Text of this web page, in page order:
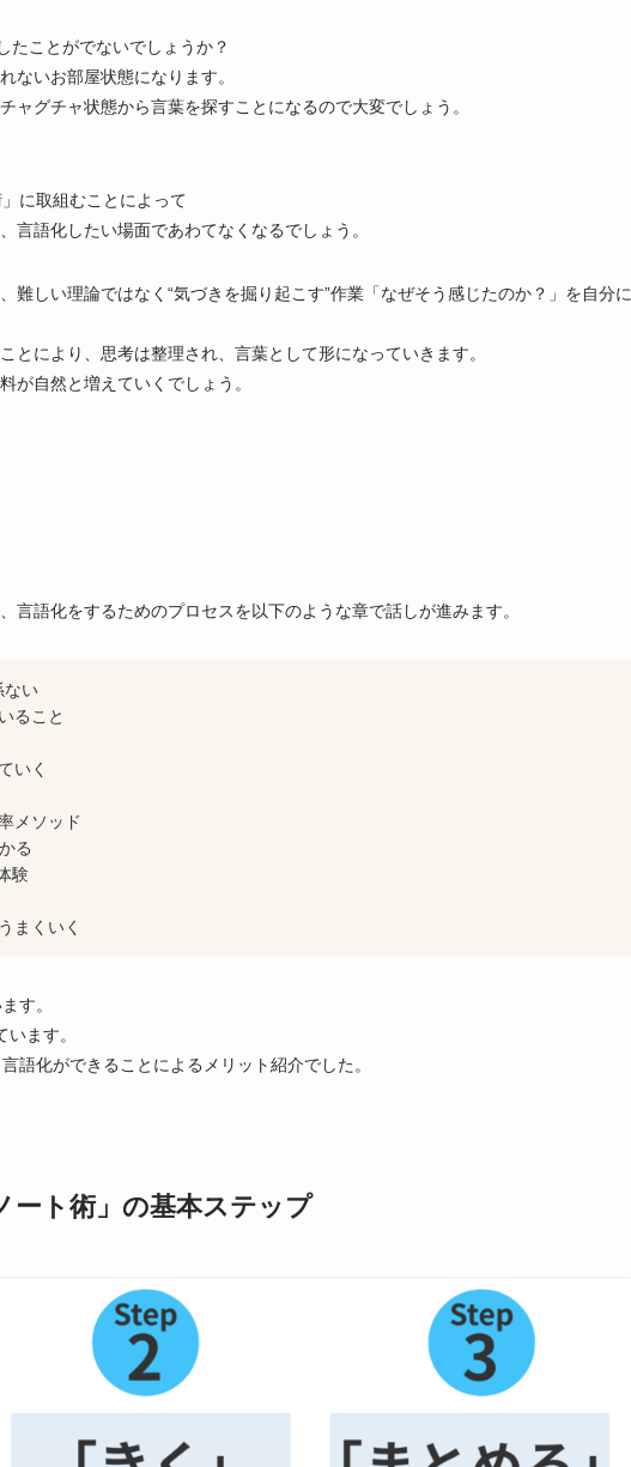
たことがでないでしょうか？
ないお部屋状態になります。
ャグチャ状態から言葉を探すことになるので大変でしょう。
に取組むことによって
言語化したい場面であわてなくなるでしょう。
難しい理論ではなく“気づきを掘り起こす”作業「なぜそう感じたのか？」を自分に
とにより、思考は整理され、言葉として形になっていきます。
が自然と増えていくでしょう。
言語化をするためのプロセスを以下のような章で話しが進みます。
ない
ること
いく
メソッド
る
験
まくいく
す。
ます。
語化ができることによるメリット紹介でした。
ート術」の基本ステップ